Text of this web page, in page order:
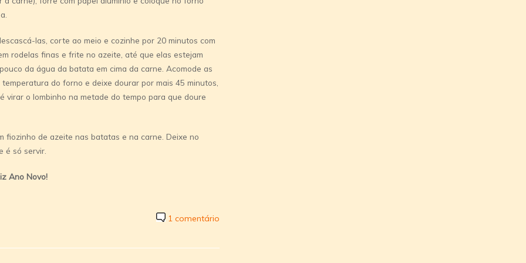
las, corte ao meio e cozinhe por 20 minutos com
rodelas finas e frite no azeite, até que elas estejam
da água da batata em cima da carne. Acomode as
do forno e deixe dourar por mais 45 minutos,
virar o lombinho na metade do tempo para que doure
fiozinho de azeite nas batatas e na carne. Deixe no
é só servir.
Ano Novo!
1 comentário